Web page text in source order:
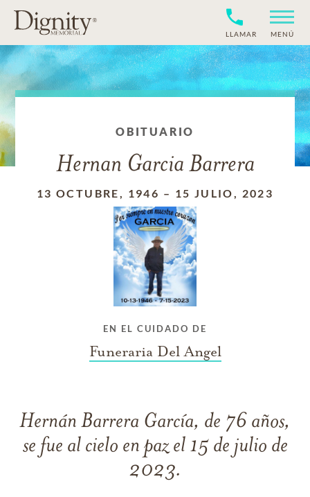
LLAMAR MENÚ
OBITUARIO
Hernan Garcia Barrera
13 OCTUBRE, 1946 – 15 JULIO, 2023
EN EL CUIDADO DE
Funeraria Del Angel
Hernán Barrera García, de 76 años,
se fue al cielo en paz el 15 de julio de
2023.